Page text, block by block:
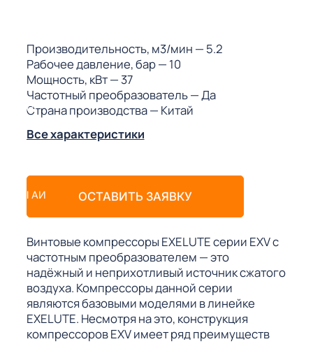
Производительность, м3/мин — 5.2
Рабочее давление, бар— 10
Мощность, кВт— 37
Частотный преобразователь— Да
Страна производства— Китай
Все характеристики
ОСТАВИТЬ ЗАЯВКУ
Винтовые компрессоры EXELUTE серии EXV с
частотным преобразователем — это
надёжный и неприхотливый источник сжатого
воздуха. Компрессоры данной серии
являются базовыми моделями в линейке
EXELUTE. Несмотря на это, конструкция
компрессоров EXV имеет ряд преимуществ
(МКС)
АИ